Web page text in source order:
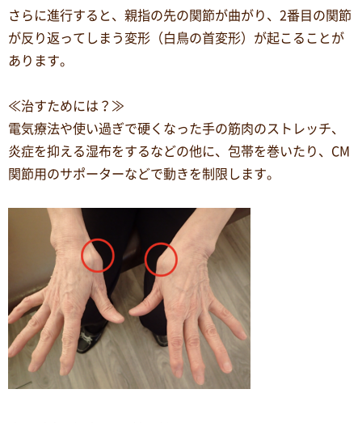
さらに進行すると、親指の先の関節が曲がり、2番目の関節
が反り返ってしまう変形（白鳥の首変形）が起こることが
あります。
≪治すためには？≫
電気療法や使い過ぎで硬くなった手の筋肉のストレッチ、
炎症を抑える湿布をするなどの他に、包帯を巻いたり、CM
関節用のサポーターなどで動きを制限します。